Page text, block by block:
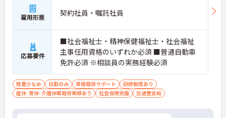
雇用形態 契約社員・嘱託社員
応募要件
■社会福祉士・精神保健福祉士・社会福祉
主事任用資格のいずれか必須 ■普通自動車
免許必須 ※相談員の実務経験必須
残業少なめ 日勤のみ 資格取得サポート
研修制度あり
産休･育休･介護休暇取得実績あり
社会保険完備 交通費支給